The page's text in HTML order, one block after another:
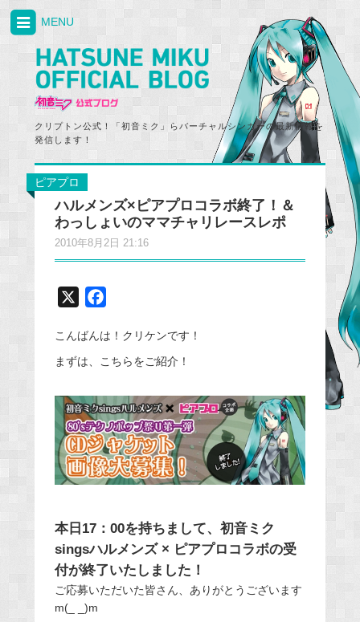
クリプトン公式！「初音ミク」らバーチャルシンガーの最新情報を
発信します！
MENU
ピアプロ
ハルメンズ×ピアプロコラボ終了！＆
わっしょいのママチャリレースレポ
2010年8月2日 21:16
c
e
o
o
k
こんばんは！クリケンです！
まずは、こちらをご紹介！
本日17：00を持ちまして、初音ミク
singsハルメンズ × ピアプロコラボの受
付が終了いたしました！
ご応募いただいた皆さん、ありがとうございます
m(_ _)m